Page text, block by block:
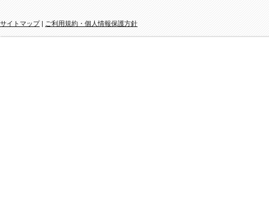
サイトマップ| ご利用規約・個人情報保護方針